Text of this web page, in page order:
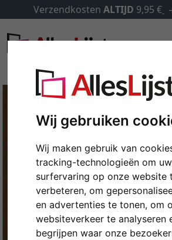
Wij gebruiken
Wij maken gebruik van
tracking-technologieën om uw
surfervaring op onze website
verbeteren, om
en advertenties te tonen, om
websiteverkeer te analyseren
begrijpen waar onze
Verzendkosten ALTIJD 9,95 €
Terug